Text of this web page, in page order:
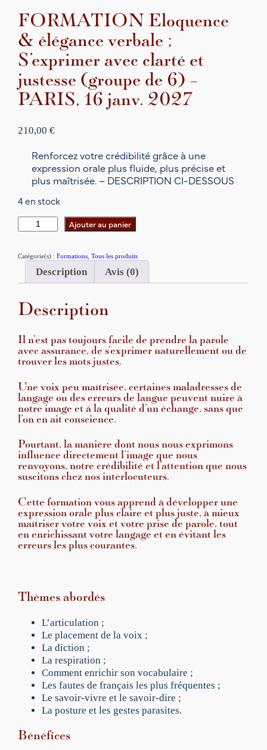
FORMATION Eloquence
& élégance verbale ;
S’exprimer avec clarté et
justesse (groupe de 6) –
PARIS, 16 janv. 2027
210,00€
Renforcez votre crédibilité grâce à une
expression orale plus fluide, plus précise et
plus maîtrisée. – DESCRIPTION CI-DESSOUS
4 en stock
u
n
i
é
e
F
O
M
A
T
I
N
E
l
q
u
e
n
c
l
a
Ajouter au panier
Catégorie(s) :Formations , Tous les produits
Description Avis (0)
Description
Il n’est pas toujours facile de prendre la parole
avec assurance, de s’exprimer naturellement ou de
trouver les mots justes.
Une voix peu maîtrisée, certaines maladresses de
langage ou des erreurs de langue peuvent nuire à
notre image et à la qualité d’un échange, sans que
l’on en ait conscience.
Pourtant, la manière dont nous nous exprimons
influence directement l’image que nous
renvoyons, notre crédibilité et l’attention que nous
suscitons chez nos interlocuteurs.
Cette formation vous apprend à développer une
expression orale plus claire et plus juste, à mieux
maîtriser votre voix et votre prise de parole, tout
en enrichissant votre langage et en évitant les
erreurs les plus courantes.
Thèmes abordés
L’articulation ;
Le placement de la voix ;
La diction ;
La respiration ;
Comment enrichir son vocabulaire ;
Les fautes de français les plus fréquentes ;
Le savoir-vivre et le savoir-dire ;
La posture et les gestes parasites.
Bénéfices